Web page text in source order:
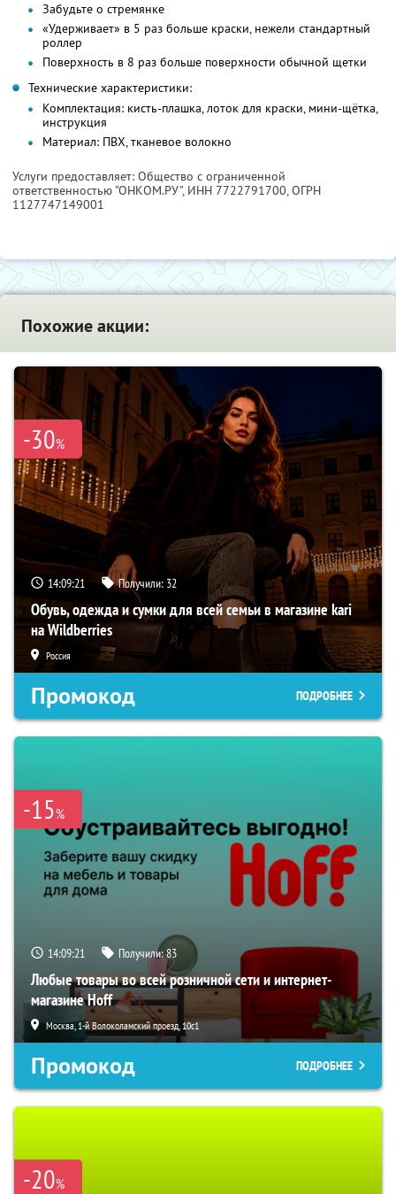
Забудьте о стремянке
«Удерживает» в 5 раз больше краски, нежели стандартный
роллер
Поверхность в 8 раз больше поверхности обычной щетки
Технические характеристики:
Комплектация: кисть-плашка, лоток для краски, мини-щётка,
инструкция
Материал: ПВХ, тканевое волокно
Услуги предоставляет: Общество с ограниченной
ответственностью "ОНКОМ.РУ", ИНН 7722791700, ОГРН
1127747149001
Похожие акции:
-30%
14:09:20 Получили: 32
Обувь, одежда и сумки для всей семьи в магазине kari
на Wildberries
Россия
Промокод ПОДРОБНЕЕ
-15%
14:09:20 Получили:83
Любые товары во всей розничной сети и интернет-
магазине Hoff
Москва, 1-й Волоколамский проезд, 10с1
Промокод ПОДРОБНЕЕ
-20%